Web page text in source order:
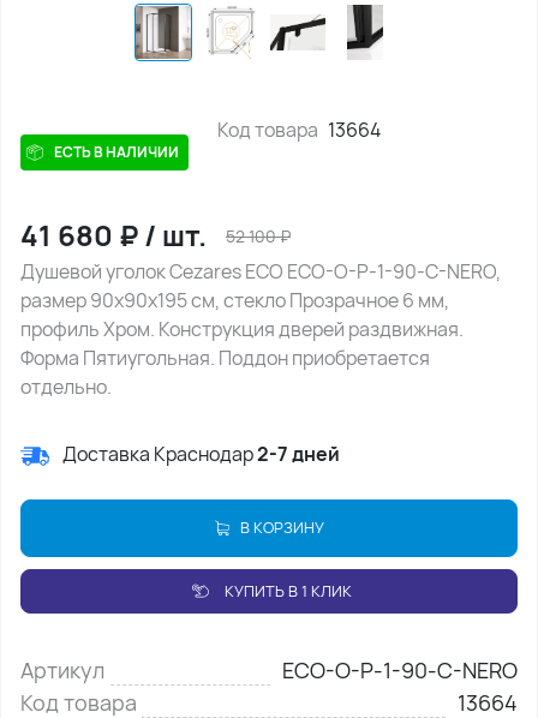
ЕСТЬ В НАЛИЧИИ
Код товара 13664
41 680 ₽/ шт. 52 100₽
Душевой уголок Cezares ECO ECO-O-P-1-90-C-NERO,
размер 90х90х195 см, стекло Прозрачное 6 мм,
профиль Хром. Конструкция дверей раздвижная.
Форма Пятиугольная. Поддон приобретается
отдельно.
Доставка Краснодар2-7 дней
В КОРЗИНУ
КУПИТЬ В 1 КЛИК
Артикул
ECO-O-P-1-90-C-NERO
Код товара
13664